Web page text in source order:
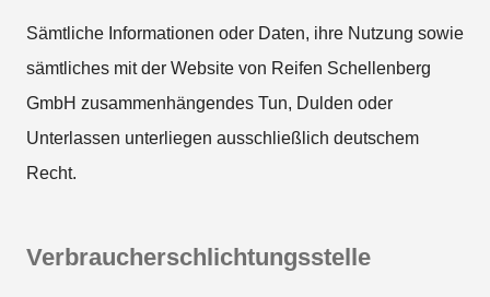
Sämtliche Informationen oder Daten, ihre Nutzung sowie
sämtliches mit der Website von Reifen Schellenberg
GmbH zusammenhängendes Tun, Dulden oder
Unterlassen unterliegen ausschließlich deutschem
Recht.
Verbraucherschlichtungsstelle